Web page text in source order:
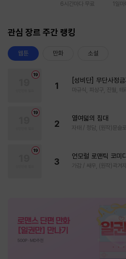
6시간마다 무료
1일
관심 장르 주간 랭킹
웹툰 만화 소설
1
[성비단] 무단사정금
마규식, 피상구, 진월, 테
2
열여덟의 침대
자태 / 청담, (원작)문슬
3
언모럴 로맨틱 코미디
가감 / 쌔우, (원작)곽겨자